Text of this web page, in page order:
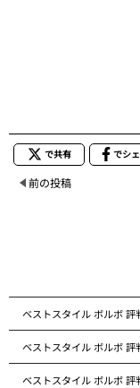
で共有 でシ
前の投稿
ベストスタイル ボルボ
ベストスタイル ボルボ
ベストスタイル ボルボ